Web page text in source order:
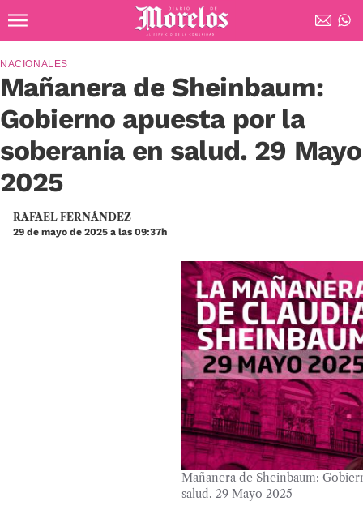
Diario de Morelos
Mañanera de Sheinbaum:
Gobierno apuesta por la
soberanía en salud. 29 Mayo
2025
NACIONALES
RAFAEL FERNÁNDEZ
29 de mayo de 2025 a las 09:37h
Mañanera de Sheinbaum:
salud. 29 Mayo 2025